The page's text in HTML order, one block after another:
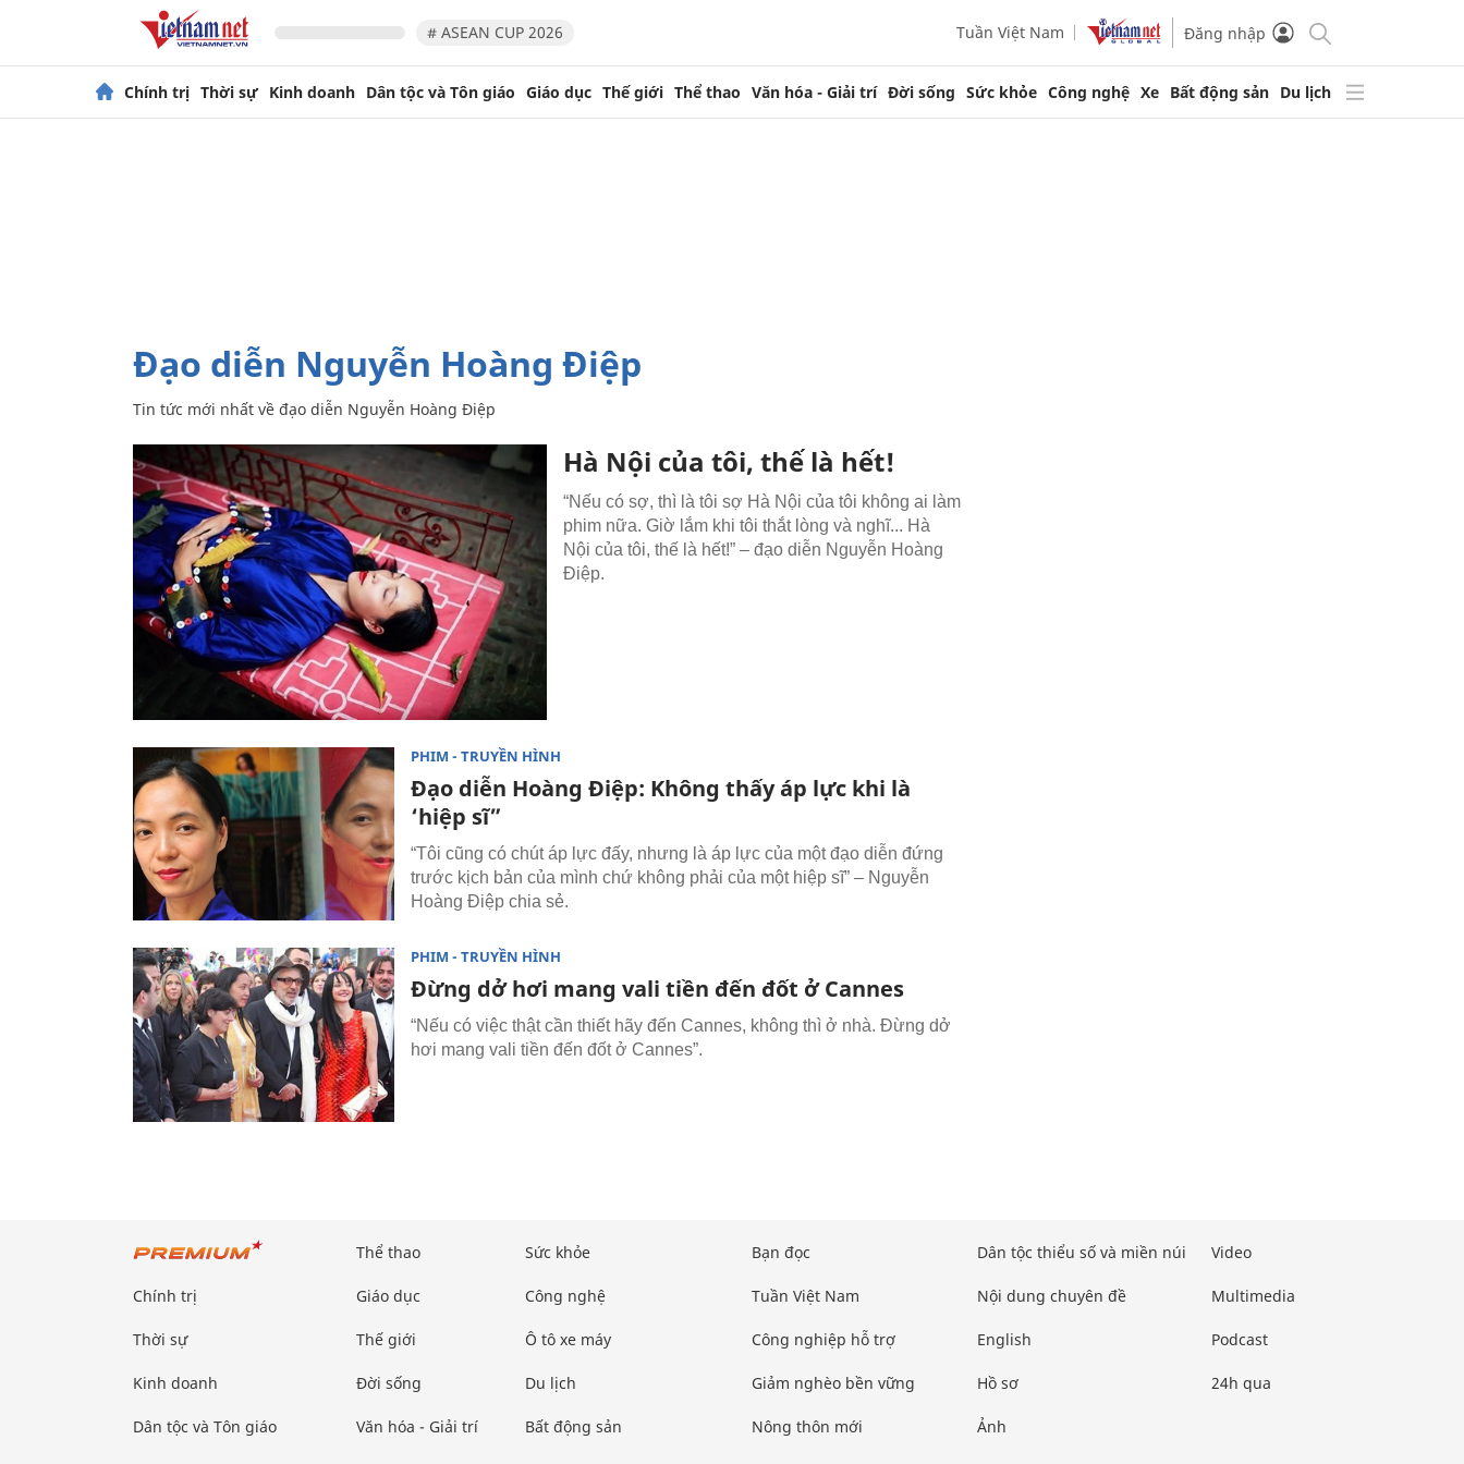
# ASEAN CUP 2026 Tuần Việt Nam Đăng nhập
Chính trị Thời sự Kinh doanh Dân tộc và Tôn giáo Giáo dục Thế giới Thể thao Văn hóa - Giải trí Đời sống Sức khỏe Công nghệ Xe Bất động sản Du lịch
đạo diễn Nguyễn Hoàng Điệp
Tin tức mới nhất về đạo diễn Nguyễn Hoàng Điệp
Hà Nội của tôi, thế là hết!
“Nếu có sợ, thì là tôi sợ Hà Nội của tôi không ai làm
phim nữa. Giờ lắm khi tôi thắt lòng và nghĩ... Hà
Nội của tôi, thế là hết!” – đạo diễn Nguyễn Hoàng
Điệp.
PHIM - TRUYỀN HÌNH
Đạo diễn Hoàng Điệp: Không thấy áp lực khi là
‘hiệp sĩ”
“Tôi cũng có chút áp lực đấy, nhưng là áp lực của một đạo diễn đứng
trước kịch bản của mình chứ không phải của một hiệp sĩ” – Nguyễn
Hoàng Điệp chia sẻ.
PHIM - TRUYỀN HÌNH
Đừng dở hơi mang vali tiền đến đốt ở Cannes
“Nếu có việc thật cần thiết hãy đến Cannes, không thì ở nhà. Đừng dở
hơi mang vali tiền đến đốt ở Cannes”.
Chính trị
Thời sự
Kinh doanh
Dân tộc và Tôn giáo
Thể thao
Giáo dục
Thế giới
Đời sống
Văn hóa - Giải trí
Sức khỏe
Công nghệ
Ô tô xe máy
Du lịch
Bất động sản
Bạn đọc
Tuần Việt Nam
Công nghiệp hỗ trợ
Giảm nghèo bền vững
Nông thôn mới
Dân tộc thiểu số và miền núi
Nội dung chuyên đề
English
Hồ sơ
Ảnh
Video
Multimedia
Podcast
24h qua